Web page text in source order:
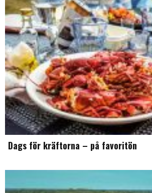
Dags för kräftorna – på favoritön